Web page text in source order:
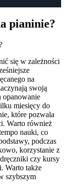
pianinie?
się w zależności
na
swoją
opanowanie
miesięcy do
które pozwala
Warto również
nauki, co
podczas
korzystanie z
czy kursy
Warto także
szybszym